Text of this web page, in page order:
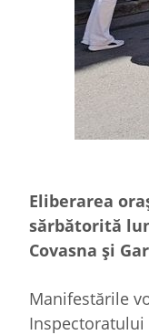
Eliberarea
sărbătorită
Covasna şi
Manifestările
Inspectoratului